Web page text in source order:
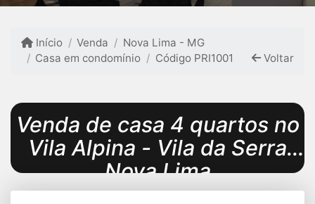
Início Venda
Nova Lima - MG
Casa em condomínio
Código PRI1001 Voltar
Venda de casa 4 quartos no
Vila Alpina - Vila da Serra
Nova Lima